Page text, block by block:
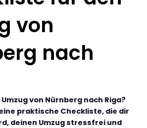
von
nach
von Nürnberg nach Riga?
praktische Checkliste, die dir
deinen Umzug stressfrei und